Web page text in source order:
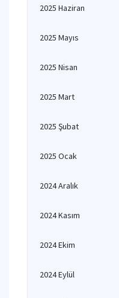
2025 Haziran
2025 Mayıs
2025 Nisan
2025 Mart
2025 Şubat
2025 Ocak
2024 Aralık
2024 Kasım
2024 Ekim
2024 Eylül